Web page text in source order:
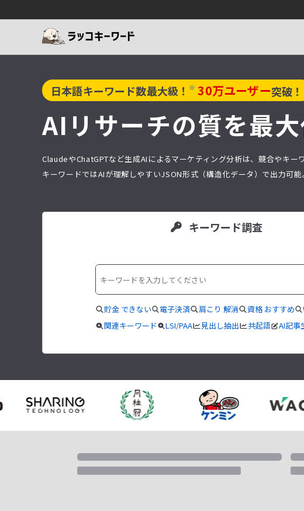
日本語キーワード数最大級！ ※ 30万ユーザー突破！
AIリサーチの質を最
ClaudeやChatGPTなど生成AIによるマーケティング分析は、競合やキ
キーワードではAIが理解しやすいJSON形式（構造化データ）で出力可
キーワード調査
貯金 できない 電子決済 肩こり 解消 資格 おすすめ
関連キーワード LSI/PAA 見出し抽出 共起語 AI記事